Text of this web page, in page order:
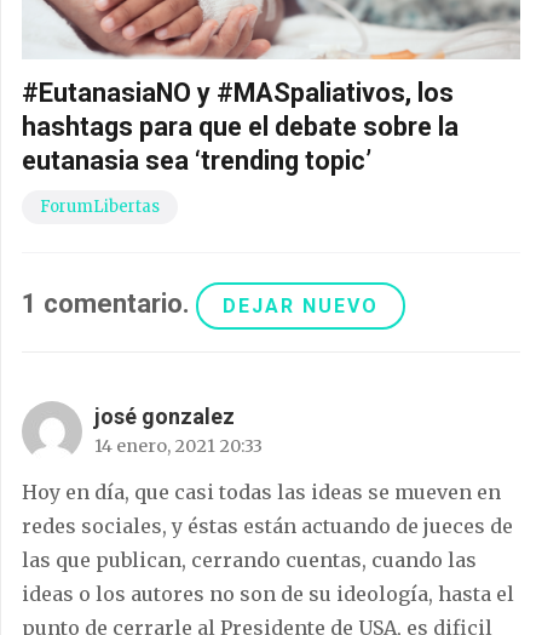
#EutanasiaNO y #MASpaliativos, los
hashtags para que el debate sobre la
eutanasia sea ‘trending topic’
ForumLibertas
1 comentario. DEJAR NUEVO
josé gonzalez
14 enero, 2021 20:33
Hoy en día, que casi todas las ideas se mueven en
redes sociales, y éstas están actuando de jueces de
las que publican, cerrando cuentas, cuando las
ideas o los autores no son de su ideología, hasta el
punto de cerrarle al Presidente de USA, es dificil